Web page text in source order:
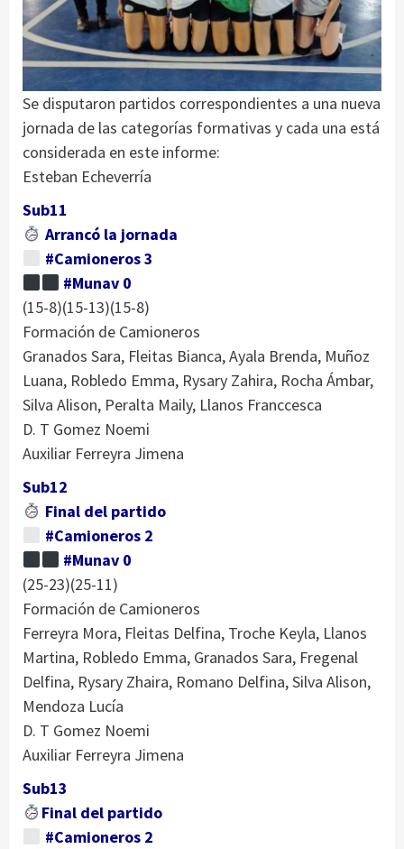
Se disputaron partidos correspondientes a una nueva
jornada de las categorías formativas y cada una está
considerada en este informe:
Esteban Echeverría
Sub11
Arrancó la jornada
#Camioneros 3
#Munav 0
(15-8)(15-13)(15-8)
Formación de Camioneros
Granados Sara, Fleitas Bianca, Ayala Brenda, Muñoz
Luana, Robledo Emma, Rysary Zahira, Rocha Ámbar,
Silva Alison, Peralta Maily, Llanos Franccesca
D. T Gomez Noemi
Auxiliar Ferreyra Jimena
Sub12
Final del partido
#Camioneros 2
#Munav 0
(25-23)(25-11)
Formación de Camioneros
Ferreyra Mora, Fleitas Delfina, Troche Keyla, Llanos
Martina, Robledo Emma, Granados Sara, Fregenal
Delfina, Rysary Zhaira, Romano Delfina, Silva Alison,
Mendoza Lucía
D. T Gomez Noemi
Auxiliar Ferreyra Jimena
Sub13
Final del partido
#Camioneros 2